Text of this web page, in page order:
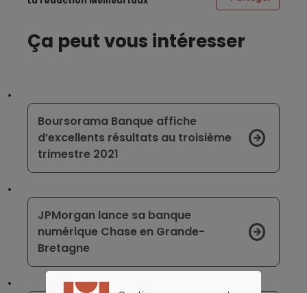
Ça peut vous intéresser
Boursorama Banque affiche
d’excellents résultats au troisième
trimestre 2021
JPMorgan lance sa banque
numérique Chase en Grande-
Bretagne